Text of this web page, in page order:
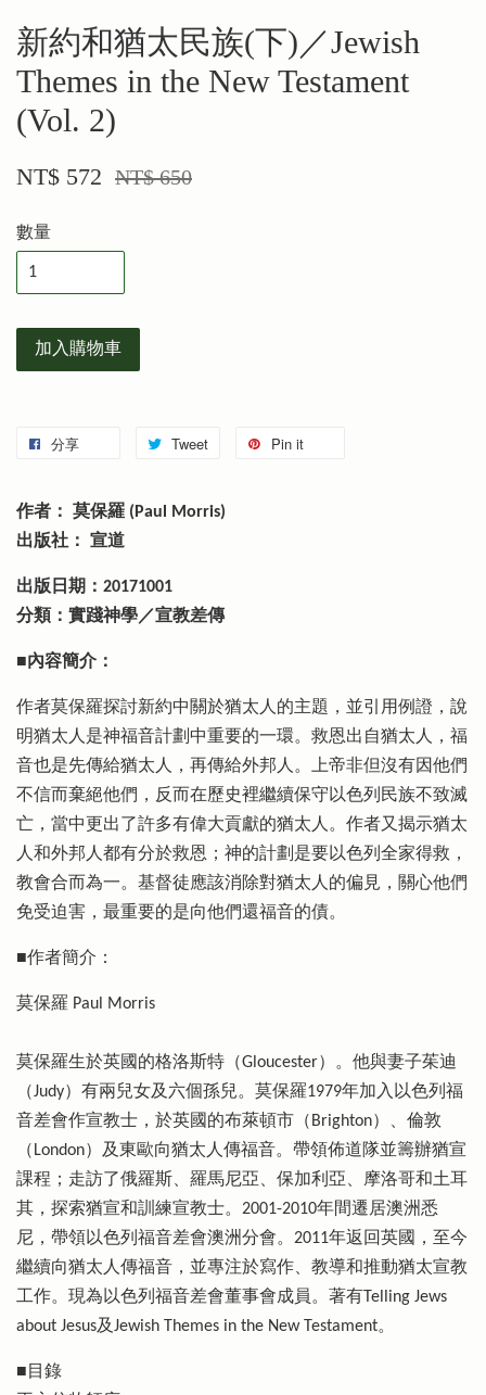
新約和猶太民族(下)／Jewish
Themes in the New Testament
(Vol. 2)
NT$ 572 NT$ 650
數量
加入購物車
分享 Tweet Pin it
作者： 莫保羅 (Paul Morris)
出版社： 宣道
出版日期：20171001
分類：實踐神學／宣教差傳
■內容簡介：
作者莫保羅探討新約中關於猶太人的主題，並引用例證，說
明猶太人是神福音計劃中重要的一環。救恩出自猶太人，福
音也是先傳給猶太人，再傳給外邦人。上帝非但沒有因他們
不信而棄絕他們，反而在歷史裡繼續保守以色列民族不致滅
亡，當中更出了許多有偉大貢獻的猶太人。作者又揭示猶太
人和外邦人都有分於救恩；神的計劃是要以色列全家得救，
教會合而為一。基督徒應該消除對猶太人的偏見，關心他們
免受迫害，最重要的是向他們還福音的債。
■作者簡介：
莫保羅 Paul Morris
莫保羅生於英國的格洛斯特（Gloucester）。他與妻子茱迪
（Judy）有兩兒女及六個孫兒。莫保羅1979年加入以色列福
音差會作宣教士，於英國的布萊頓市（Brighton）、倫敦
（London）及東歐向猶太人傳福音。帶領佈道隊並籌辦猶宣
課程；走訪了俄羅斯、羅馬尼亞、保加利亞、摩洛哥和土耳
其，探索猶宣和訓練宣教士。2001-2010年間遷居澳洲悉
尼，帶領以色列福音差會澳洲分會。2011年返回英國，至今
繼續向猶太人傳福音，並專注於寫作、教導和推動猶太宣教
工作。現為以色列福音差會董事會成員。著有Telling Jews
about Jesus及Jewish Themes in the New Testament。
■目錄